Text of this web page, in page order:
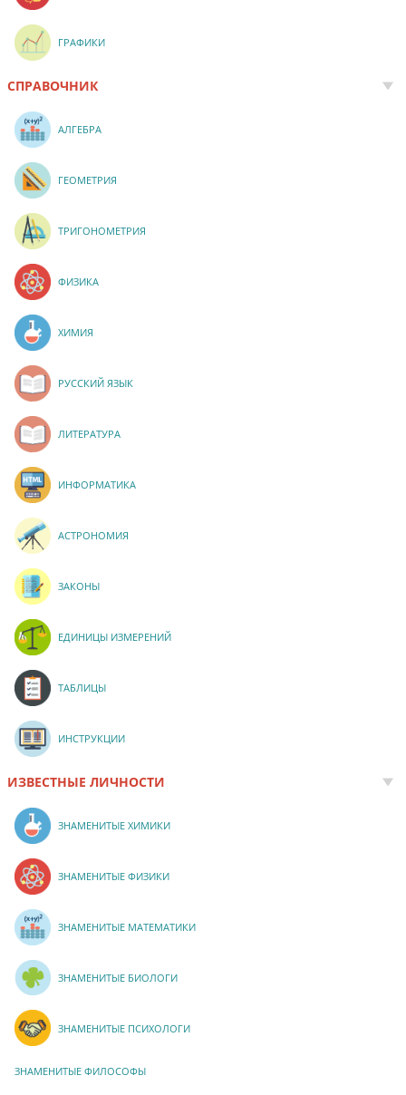
ГРАФИКИ
СПРАВОЧНИК
АЛГЕБРА
ГЕОМЕТРИЯ
ТРИГОНОМЕТРИЯ
ФИЗИКА
ХИМИЯ
РУССКИЙ ЯЗЫК
ЛИТЕРАТУРА
ИНФОРМАТИКА
АСТРОНОМИЯ
ЗАКОНЫ
ЕДИНИЦЫ ИЗМЕРЕНИЙ
ТАБЛИЦЫ
ИНСТРУКЦИИ
ИЗВЕСТНЫЕ ЛИЧНОСТИ
ЗНАМЕНИТЫЕ ХИМИКИ
ЗНАМЕНИТЫЕ ФИЗИКИ
ЗНАМЕНИТЫЕ МАТЕМАТИКИ
ЗНАМЕНИТЫЕ БИОЛОГИ
ЗНАМЕНИТЫЕ ПСИХОЛОГИ
ЗНАМЕНИТЫЕ ФИЛОСОФЫ